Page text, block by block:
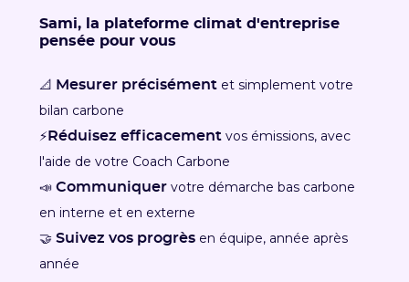
Sami, la plateforme climat d'entreprise
pensée pour vous
📐 Mesurer précisémentet simplement votre
bilan carbone
⚡Réduisez efficacementvos émissions, avec
l'aide de votre Coach Carbone
📣 Communiquervotre démarche bas carbone
en interne et en externe
🤝 Suivez vos progrèsen équipe, année après
année